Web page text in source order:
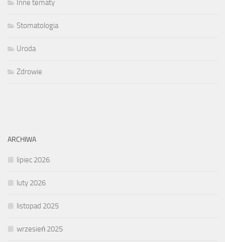
Inne tematy
Stomatologia
Uroda
Zdrowie
ARCHIWA
lipiec 2026
luty 2026
listopad 2025
wrzesień 2025